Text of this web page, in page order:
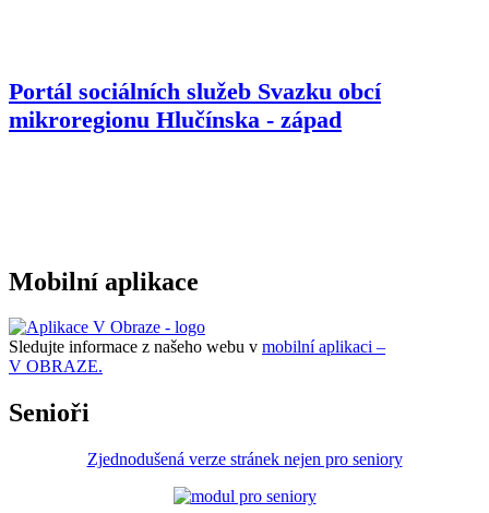
Portál sociálních služeb Svazku obcí
mikroregionu Hlučínska - západ
Mobilní aplikace
Sledujte informace z našeho webu v mobilní aplikaci –
V OBRAZE.
Senioři
Zjednodušená verze stránek nejen pro seniory